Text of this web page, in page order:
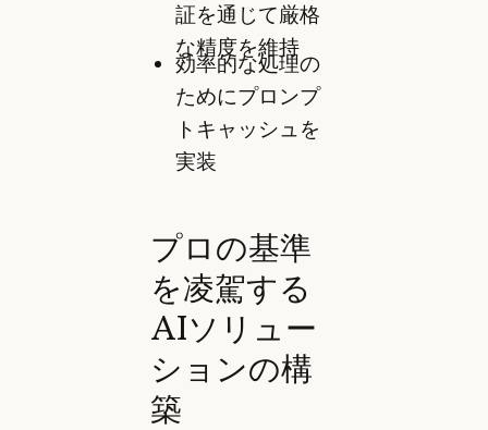
証を通じて厳格
な精度を維持
効率的な処理の
ためにプロンプ
トキャッシュを
実装
プロの基準
を凌駕する
AIソリュー
ションの構
築